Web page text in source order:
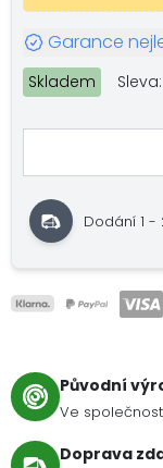
Garance
Skladem Sleva:
Dodání 1 -
Původní
Ve
Doprava